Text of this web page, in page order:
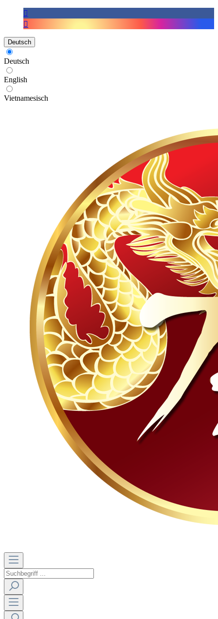
Deutsch
Deutsch
English
Vietnamesisch